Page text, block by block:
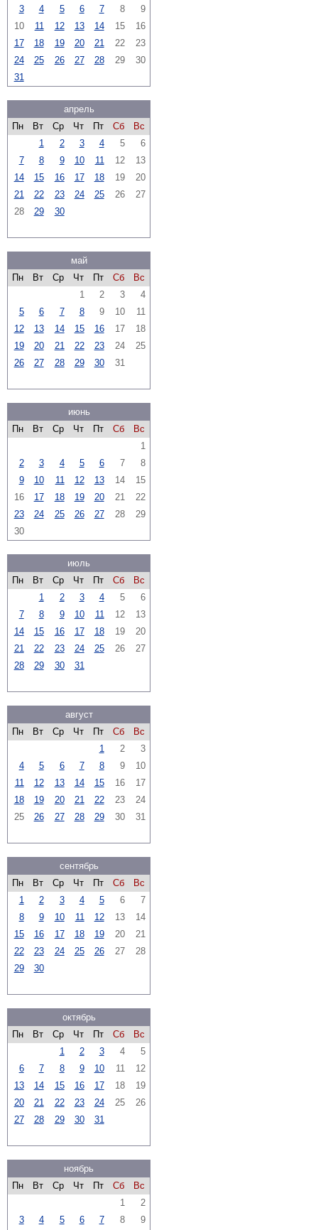
3 4 5 6 7 8
9
10
11 12 13 14 15
16
17
18 19 20 21 22
23
24
25 26 27 28 29
30
31
апрель
Пн
Вт Ср Чт Пт Сб
Вс
1
2 3 4 5
6
7
8 9 10 11 12
13
14
15 16 17 18 19
20
21
22 23 24 25 26
27
28
29 30
май
Пн
Вт Ср Чт Пт Сб
Вс
1
2 3
4
5
6 7 8 9 10
11
12
13 14 15 16 17
18
19
20 21 22 23 24
25
26
27 28 29 30 31
июнь
Пн
Вт Ср Чт Пт Сб
Вс
1
2
3 4 5 6 7
8
9
10 11 12 13 14
15
16
17 18 19 20 21
22
23
24 25 26 27 28
29
30
июль
Пн
Вт Ср Чт Пт Сб
Вс
1
2 3 4 5
6
7
8 9 10 11 12
13
14
15 16 17 18 19
20
21
22 23 24 25 26
27
28
29 30 31
август
Пн
Вт Ср Чт Пт Сб
Вс
1
2
3
4
5 6 7 8 9
10
11
12 13 14 15 16
17
18
19 20 21 22 23
24
25
26 27 28 29 30 31
сентябрь
Пн
Вт Ср Чт Пт Сб
Вс
1
2 3 4 5 6
7
8
9 10 11 12 13
14
15
16 17 18 19 20
21
22
23 24 25 26 27
28
29
30
октябрь
Пн
Вт Ср Чт Пт Сб
Вс
1
2 3 4
5
6
7 8 9 10 11
12
13
14 15 16 17 18
19
20
21 22 23 24 25
26
27
28 29 30 31
ноябрь
Пн
Вт Ср Чт Пт Сб
Вс
1
2
3
4 5 6 7 8
9